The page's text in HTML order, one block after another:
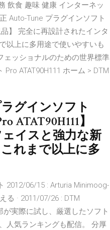
飲食 趣味 健康 インターネッ
Auto-Tune プラグインソフト
】 完全に再設計されたインタ
以上に多用途で使いやすいも
ェッショナルのための世界標準
ATAT90H111 ホーム > DTM
グインソフト
】
ェイスと強力な新
れまで以上に多
2012/06/15 : Arturia Minimoog-
る · 2011/07/26 : DTM
実際に試し、厳選したソフト
人気ランキングも配信。 分厚